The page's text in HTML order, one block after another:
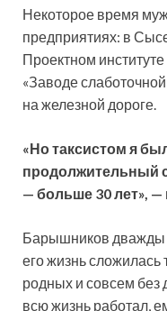
Некоторое время
предприятиях: в
Проектном
«Заводе
на железной дороге.
«Но таксистом я
продолжительный
— больше 30 лет»,
Барышников дважды
его жизнь сложилась
родных и совсем без
всю жизнь работал,